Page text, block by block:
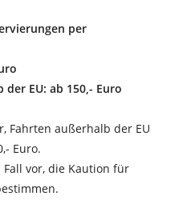
per
EU: ab 150,- Euro
Fahrten außerhalb der EU
Euro.
vor, die Kaution für